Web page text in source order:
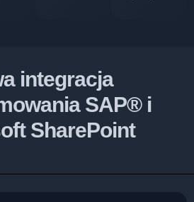
integracja
SAP® i
SharePoint